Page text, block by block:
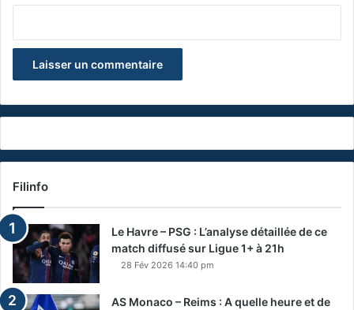
Filinfo
Le Havre – PSG : L’analyse détaillée de ce
match diffusé sur Ligue 1+ à 21h
28 Fév 2026 14:40 pm
AS Monaco – Reims : A quelle heure et de